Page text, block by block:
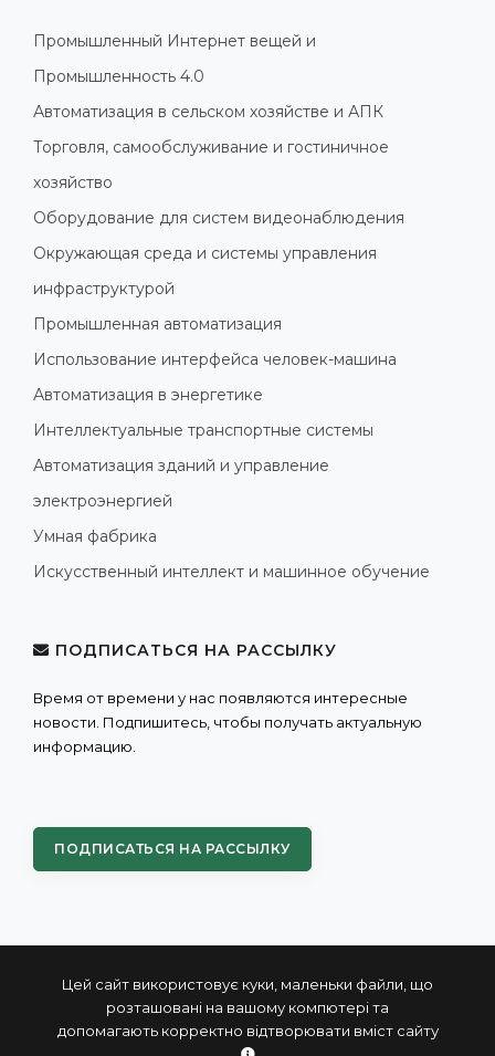
Цей сайт використовує куки, маленьки файли, що
розташовані на вашому компютері та
допомагають корректно відтворювати вміст сайту
Промышленный Интернет вещей и
Промышленность 4.0
Автоматизация в сельском хозяйстве и АПК
Торговля, самообслуживание и гостиничное
хозяйство
Оборудование для систем видеонаблюдения
Окружающая среда и системы управления
инфраструктурой
Промышленная автоматизация
Использование интерфейса человек-машина
Автоматизация в энергетике
Интеллектуальные транспортные системы
Автоматизация зданий и управление
электроэнергией
Умная фабрика
Искусственный интеллект и машинное обучение
ПОДПИСАТЬСЯ НА РАССЫЛКУ
Время от времени у нас появляются интересные
новости. Подпишитесь, чтобы получать актуальную
информацию.
ПОДПИСАТЬСЯ НА РАССЫЛКУ
© 2004 - 2026 ПРОКСИС™ - промышленные компьютеры